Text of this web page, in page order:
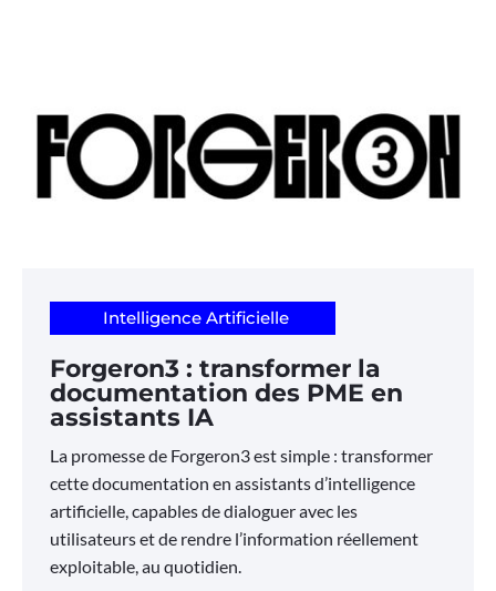
Intelligence Artificielle
Forgeron3 : transformer la
documentation des PME en
assistants IA
La promesse de Forgeron3 est simple : transformer
cette documentation en assistants d’intelligence
artificielle, capables de dialoguer avec les
utilisateurs et de rendre l’information réellement
exploitable, au quotidien.